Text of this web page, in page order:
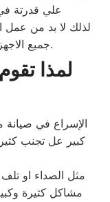
علي قدرتة
لذلك لا بد من عمل
جميع الاجهزة المنزلية الاخري للمحافظة عليها.
لمذا
الإسراع في
كبير عل تجنب
مثل الصداء او تلف
مشاكل كثيرة